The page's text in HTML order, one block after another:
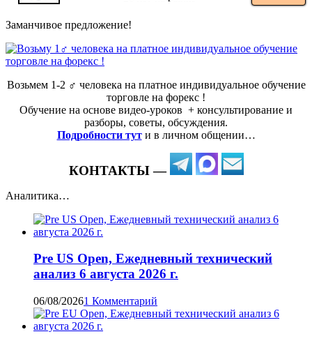
Заманчивое предложение!
Возьмем 1-2 ‍♂️ человека на платное индивидуальное обучение
торговле на форекс !
Обучение на основе видео-уроков ️ + консультирование и
разборы, советы, обсуждения.
Подробности тут и в личном общении…
КОНТАКТЫ —
Аналитика…
Pre US Open, Ежедневный технический
анализ 6 августа 2026 г.
06/08/20261 Комментарий